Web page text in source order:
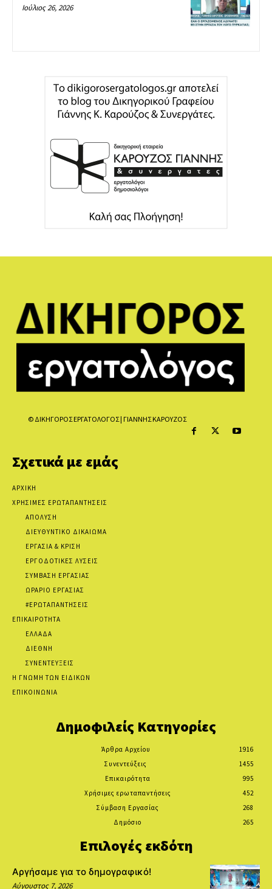
Ιούλιος 26, 2026
© ΔΙΚΗΓΟΡΟΣ ΕΡΓΑΤΟΛΟΓΟΣ | ΓΙΑΝΝΗΣ ΚΑΡΟΥΖΟΣ
Σχετικά με εμάς
ΑΡΧΙΚΗ
ΧΡΗΣΙΜΕΣ ΕΡΩΤΑΠΑΝΤΗΣΕΙΣ
ΑΠΟΛΥΣΗ
ΔΙΕΥΘΥΝΤΙΚΟ ΔΙΚΑΙΩΜΑ
ΕΡΓΑΣΙΑ & ΚΡΙΣΗ
ΕΡΓΟΔΟΤΙΚΕΣ ΛΥΣΕΙΣ
ΣΥΜΒΑΣΗ ΕΡΓΑΣΙΑΣ
ΩΡΑΡΙΟ ΕΡΓΑΣΙΑΣ
#ΕΡΩΤΑΠΑΝΤΗΣΕΙΣ
ΕΠΙΚΑΙΡΟΤΗΤΑ
ΕΛΛΑΔΑ
ΔΙΕΘΝΗ
ΣΥΝΕΝΤΕΥΞΕΙΣ
Η ΓΝΩΜΗ ΤΩΝ ΕΙΔΙΚΩΝ
ΕΠΙΚΟΙΝΩΝΙΑ
Δημοφιλείς Κατηγορίες
Άρθρα Αρχείου
1916
Συνεντεύξεις
1455
Επικαιρότητα
995
Χρήσιμες ερωταπαντήσεις
452
Σύμβαση Εργασίας
268
Δημόσιο
265
Επιλογές εκδότη
Αργήσαμε για το δημογραφικό!
Αύγουστος 7, 2026